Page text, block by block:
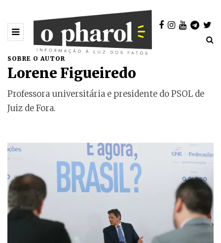
SOBRE O AUTOR
Lorene Figueiredo
Professora universitária e presidente do PSOL de
Juiz de Fora.